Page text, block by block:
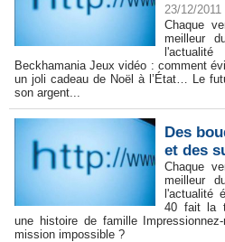
23/12/2011
Chaque
meilleur
Beckhamania Jeux vidéo : comment
un joli cadeau de Noël à l’État… Le
son argent...
Des
et des
Chaque
meilleur
l'actualité
40 fait la
une histoire de famille
mission impossible ?